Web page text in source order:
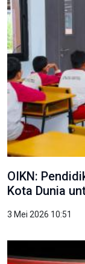
OIKN:
Kota Dunia
3 Mei 2026 10:51